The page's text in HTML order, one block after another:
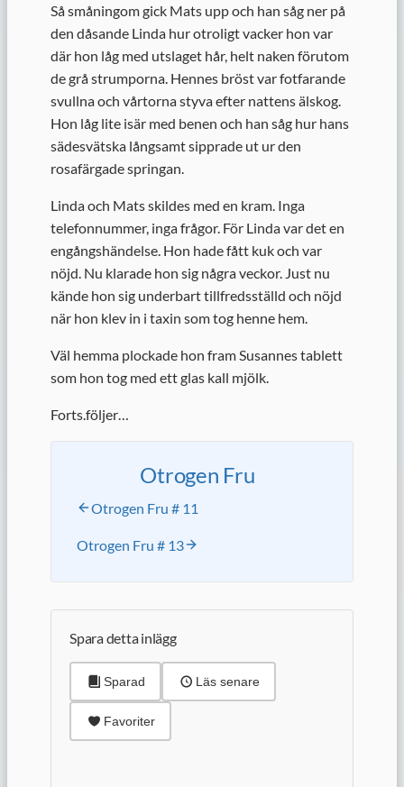
Så småningom gick Mats upp och han såg ner på
den dåsande Linda hur otroligt vacker hon var
där hon låg med utslaget hår, helt naken förutom
de grå strumporna. Hennes bröst var fotfarande
svullna och vårtorna styva efter nattens älskog.
Hon låg lite isär med benen och han såg hur hans
sädesvätska långsamt sipprade ut ur den
rosafärgade springan.
Linda och Mats skildes med en kram. Inga
telefonnummer, inga frågor. För Linda var det en
engångshändelse. Hon hade fått kuk och var
nöjd. Nu klarade hon sig några veckor. Just nu
kände hon sig underbart tillfredsställd och nöjd
när hon klev in i taxin som tog henne hem.
Väl hemma plockade hon fram Susannes tablett
som hon tog med ett glas kall mjölk.
Forts.följer…
Otrogen Fru
Otrogen Fru # 11
Otrogen Fru # 13
Spara detta inlägg
Sparad Läs senare
Favoriter